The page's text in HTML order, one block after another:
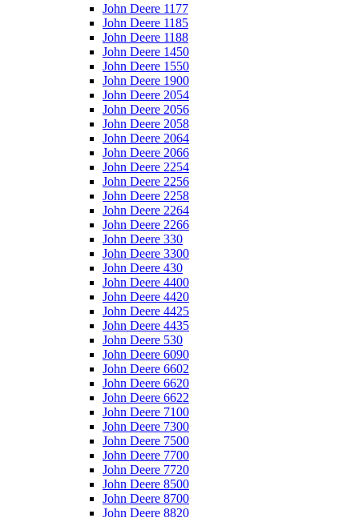
John Deere 1177
John Deere 1185
John Deere 1188
John Deere 1450
John Deere 1550
John Deere 1900
John Deere 2054
John Deere 2056
John Deere 2058
John Deere 2064
John Deere 2066
John Deere 2254
John Deere 2256
John Deere 2258
John Deere 2264
John Deere 2266
John Deere 330
John Deere 3300
John Deere 430
John Deere 4400
John Deere 4420
John Deere 4425
John Deere 4435
John Deere 530
John Deere 6090
John Deere 6602
John Deere 6620
John Deere 6622
John Deere 7100
John Deere 7300
John Deere 7500
John Deere 7700
John Deere 7720
John Deere 8500
John Deere 8700
John Deere 8820